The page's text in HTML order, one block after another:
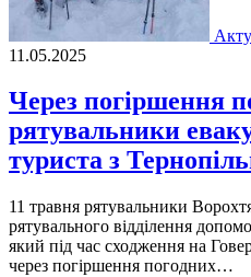
11.05.2025
Через погіршення
рятувальники
туриста з
11 травня рятувальники
рятувального відділення
який під час сходження на
через погіршення погодних…